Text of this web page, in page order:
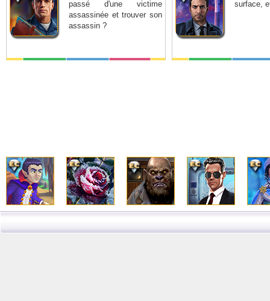
passé d'une victime
assassinée et trouver son
assassin ?
surface,